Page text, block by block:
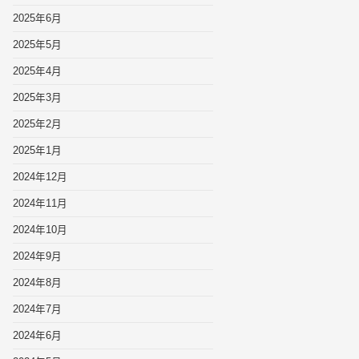
2025年6月
2025年5月
2025年4月
2025年3月
2025年2月
2025年1月
2024年12月
2024年11月
2024年10月
2024年9月
2024年8月
2024年7月
2024年6月